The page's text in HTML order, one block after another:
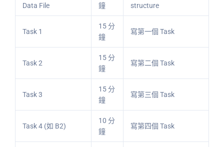
Data File
鐘
structure
Task 1
15 分
鐘
寫第一個 Task
Task 2
15 分
鐘
寫第二個 Task
Task 3
15 分
鐘
寫第三個 Task
Task 4 (如 B2)
10 分
鐘
寫第四個 Task